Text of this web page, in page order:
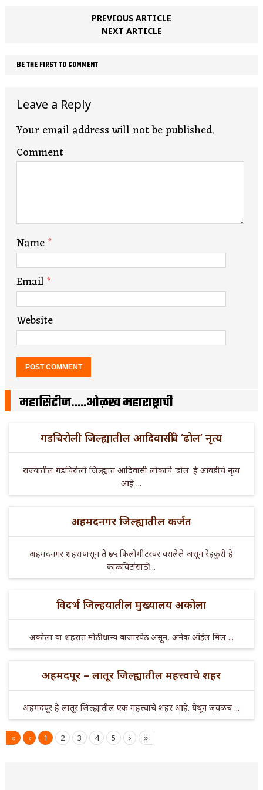
PREVIOUS ARTICLE
NEXT ARTICLE
BE THE FIRST TO COMMENT
Leave a Reply
Your email address will not be published.
Comment
Name*
Email*
Website
महासिटीज…..ओळख महाराष्ट्राची
गडचिरोली जिल्ह्यातील आदिवासींचे ‘ढोल’ नृत्य
राज्यातील गडचिरोली जिल्ह्यात आदिवासी लोकांचे 'ढोल' हे आवडीचे नृत्य
आहे ...
अहमदनगर जिल्ह्यातील कर्जत
अहमदनगर शहरापासून ते ७५ किलोमीटरवर वसलेले असून रेहकुरी हे
काळविटांसाठी ...
विदर्भ जिल्हयातील मुख्यालय अकोला
अकोला या शहरात मोठी धान्य बाजारपेठ असून, अनेक ऑईल मिल ...
अहमदपूर – लातूर जिल्ह्यातील महत्त्वाचे शहर
अहमदपूर हे लातूर जिल्ह्यातील एक महत्त्वाचे शहर आहे. येथून जवळच ...
« ‹ 1 2 3 4 5 › »